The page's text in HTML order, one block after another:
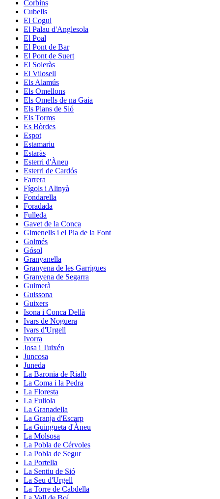
Corbins
Cubells
El Cogul
El Palau d'Anglesola
El Poal
El Pont de Bar
El Pont de Suert
El Soleràs
El Vilosell
Els Alamús
Els Omellons
Els Omells de na Gaia
Els Plans de Sió
Els Torms
Es Bòrdes
Espot
Estamariu
Estaràs
Esterri d'Àneu
Esterri de Cardós
Farrera
Fígols i Alinyà
Fondarella
Foradada
Fulleda
Gavet de la Conca
Gimenells i el Pla de la Font
Golmés
Gósol
Granyanella
Granyena de les Garrigues
Granyena de Segarra
Guimerà
Guissona
Guixers
Isona i Conca Dellà
Ivars de Noguera
Ivars d'Urgell
Ivorra
Josa i Tuixén
Juncosa
Juneda
La Baronia de Rialb
La Coma i la Pedra
La Floresta
La Fuliola
La Granadella
La Granja d'Escarp
La Guingueta d'Àneu
La Molsosa
La Pobla de Cérvoles
La Pobla de Segur
La Portella
La Sentiu de Sió
La Seu d'Urgell
La Torre de Cabdella